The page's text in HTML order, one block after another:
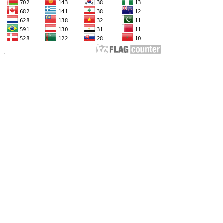
ՌՈՒՍ-ՀԱՅԿԱԿԱՆ
ՎԵՐԱԲԵՐՈՂ
ԱԴՐԲԵՋԱՆԻ ՆԿԱՏՄԱՄԲ
ՊՐԱԿՏԻԿԱՅԻՆ